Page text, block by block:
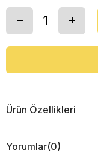
Ürün Özellikleri
Yorumlar(0)